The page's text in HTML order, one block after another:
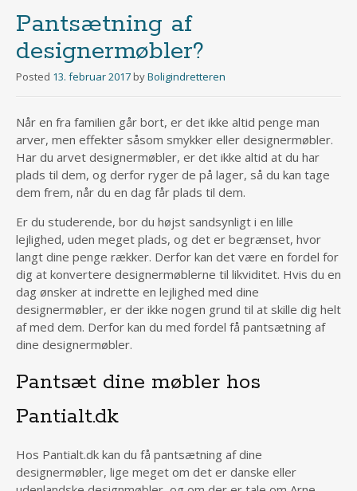
Pantsætning af
designermøbler?
Posted 13. februar 2017 byBoligindretteren
Når en fra familien går bort, er det ikke altid penge man
arver, men effekter såsom smykker eller designermøbler.
Har du arvet designermøbler, er det ikke altid at du har
plads til dem, og derfor ryger de på lager, så du kan tage
dem frem, når du en dag får plads til dem.
Er du studerende, bor du højst sandsynligt i en lille
lejlighed, uden meget plads, og det er begrænset, hvor
langt dine penge rækker. Derfor kan det være en fordel for
dig at konvertere designermøblerne til likviditet. Hvis du en
dag ønsker at indrette en lejlighed med dine
designermøbler, er der ikke nogen grund til at skille dig helt
af med dem. Derfor kan du med fordel få pantsætning af
dine designermøbler.
Pantsæt dine møbler hos
Pantialt.dk
Hos Pantialt.dk kan du få pantsætning af dine
designermøbler, lige meget om det er danske eller